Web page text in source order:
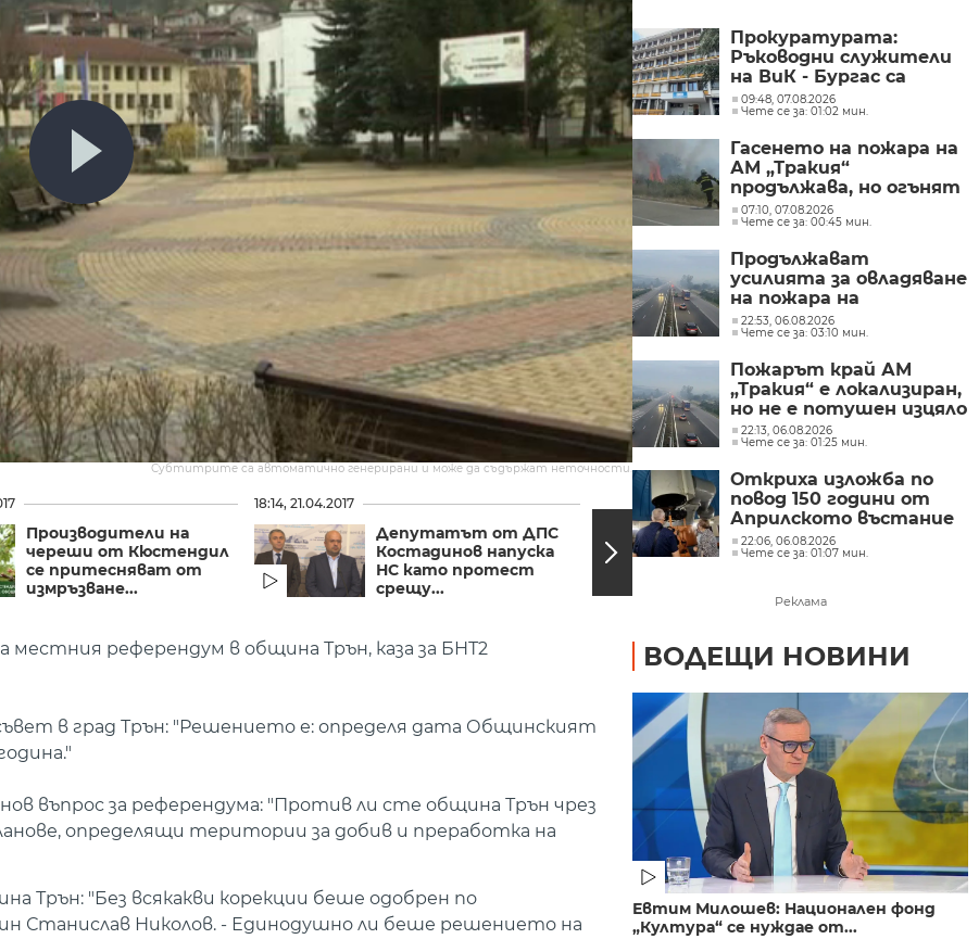
Субтитрите са автоматично генерирани и може да съдържат неточности.
Производители на
череши от Кюстендил
се притесняват от
измръзване...
18:14, 21.04.2017
Депутатът от ДПС
Костадинов напуска
НС като протест
срещу...
17:47, 21.04.2017
Служебният премиер
заяви, че не му е
местния референдум в община Трън, каза за БНТ2
в град Трън: "Решението е: определя дата Общинският
въпрос за референдума: "Против ли сте община Трън чрез
определящи територии за добив и преработка на
Трън: "Без всякакви корекции беше одобрен по
Станислав Николов. - Единодушно ли беше решението на
Прокуратурата:
Ръководни служители
на ВиК - Бургас са
участвали в схема с
водомери
09:48, 07.08.2026
Чете се за: 01:02 мин.
Гасенето на пожара на
АМ „Тракия“
продължава, но огънят
е локализиран
07:10, 07.08.2026
Чете се за: 00:45 мин.
Продължават
усилията за овладяване
на пожара на
магистрала "Тракия"
(ОБЗОР)
22:53, 06.08.2026
Чете се за: 03:10 мин.
Пожарът край АМ
„Тракия“ е локализиран,
но не е потушен изцяло
22:13, 06.08.2026
Чете се за: 01:25 мин.
Откриха изложба по
повод 150 години от
Априлското въстание
в Обсерваторията в
Рожен
22:06, 06.08.2026
Чете се за: 01:07 мин.
Реклама
ВОДЕЩИ НОВИНИ
Евтим Милошев: Национален фонд
„Култура“ се нуждае от...